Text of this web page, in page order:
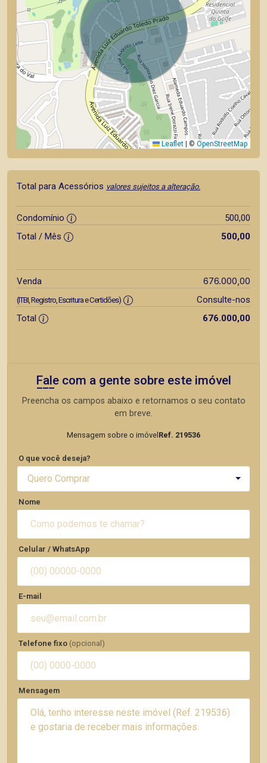
Leaflet © OpenStreetMap
Total para Acessórios valores sujeitos a alteração.
Condomínio
500,00
Total / Mês
500,00
Venda 676.000,00
(ITBI, Registro, Escritura e Certidões)
Consulte-nos
Total
676.000,00
Fale com a gente sobre este imóvel
Preencha os campos abaixo e retornamos o seu contato
em breve.
Mensagem sobre o imóvel Ref. 219536
O que você deseja?
Quero Comprar
Nome
Celular / WhatsApp
E-mail
Telefone fixo (opcional)
Mensagem